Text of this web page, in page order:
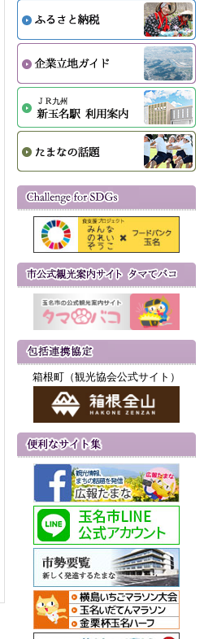
箱根町（観光協会公式サイト）